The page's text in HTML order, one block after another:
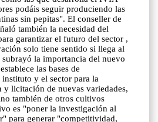
podáis seguir produciendo las
sin pepitas". El conseller de
también la necesidad del
garantizar el futuro del sector ,
solo tiene sentido si llega al
la importancia del nuevo
las bases de
y el sector para la
y licitación de nuevas variedades,
también de otros cultivos
es "poner la investigación al
para generar "competitividad,